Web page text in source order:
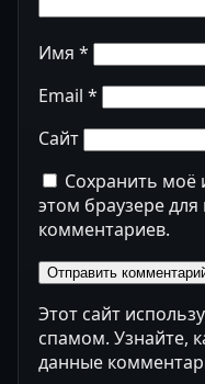
Имя *
Email *
Сайт
Сохранить моё
этом браузере
комментариев.
Этот сайт
спамом. Узнайте,
данные